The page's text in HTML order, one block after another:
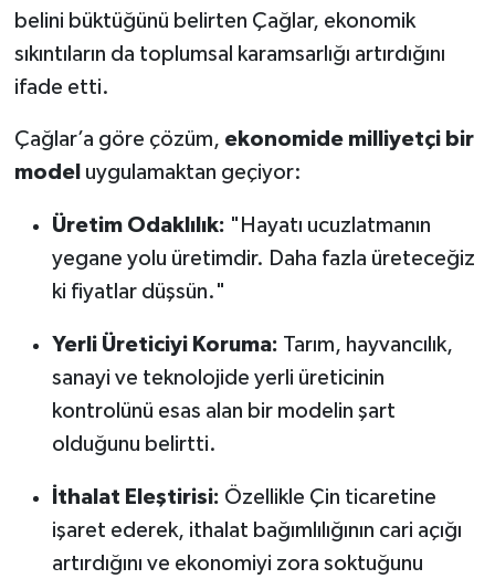
belini büktüğünü belirten Çağlar, ekonomik
sıkıntıların da toplumsal karamsarlığı artırdığını
ifade etti.
Çağlar’a göre çözüm, ekonomide milliyetçi bir
model uygulamaktan geçiyor:
Üretim Odaklılık: "Hayatı ucuzlatmanın
yegane yolu üretimdir. Daha fazla üreteceğiz
ki fiyatlar düşsün."
Yerli Üreticiyi Koruma: Tarım, hayvancılık,
sanayi ve teknolojide yerli üreticinin
kontrolünü esas alan bir modelin şart
olduğunu belirtti.
İthalat Eleştirisi: Özellikle Çin ticaretine
işaret ederek, ithalat bağımlılığının cari açığı
artırdığını ve ekonomiyi zora soktuğunu